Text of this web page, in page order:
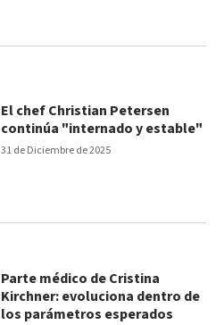
31 de Diciembre de 2025
El chef Christian Petersen
continúa "internado y estable"
Parte médico de Cristina
Kirchner: evoluciona dentro de
los parámetros esperados